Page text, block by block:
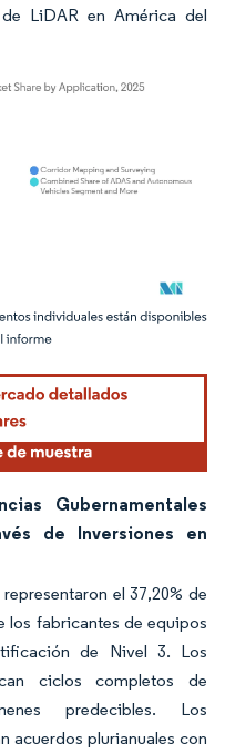
LiDAR en América del
atribución según CC BY 4.0.
Gubernamentales
de Inversiones en
el 37,20% de
los fabricantes de equipos
de Nivel 3. Los
ciclos completos de
predecibles. Los
acuerdos plurianuales con